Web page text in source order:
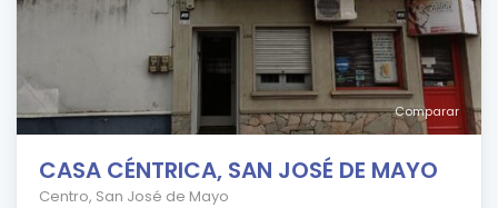
Comparar
CASA CÉNTRICA, SAN JOSÉ DE MAYO
Centro, San José de Mayo